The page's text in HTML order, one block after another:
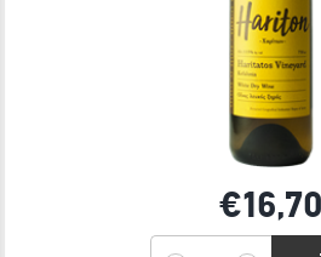
€16,70